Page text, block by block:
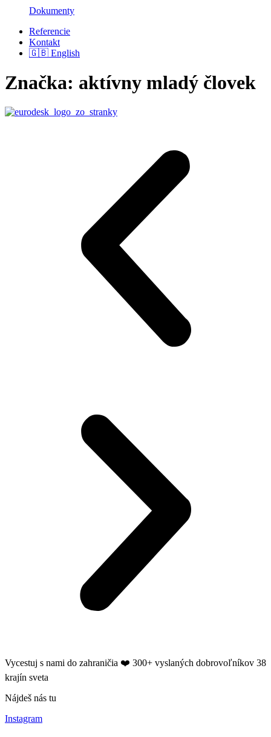
Dokumenty
Referencie
Kontakt
🇬🇧 English
Značka: aktívny mladý človek
Vycestuj s nami do zahraničia ❤️​ 300+ vyslaných dobrovoľníkov 38
krajín sveta
Nájdeš nás tu
Instagram